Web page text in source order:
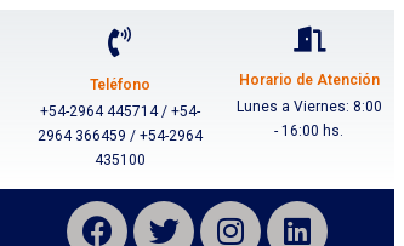
Teléfono
+54-2964 445714 / +54-
2964 366459 / +54-2964
435100
Horario de Atención
Lunes a Viernes: 8:00
- 16:00 hs.